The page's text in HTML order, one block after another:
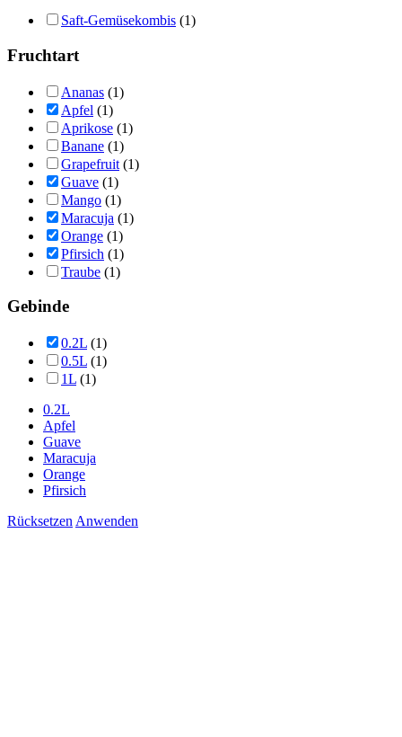
Saft-Gemüsekombis (1)
Fruchtart
Ananas (1)
Apfel (1)
Aprikose (1)
Banane (1)
Grapefruit (1)
Guave (1)
Mango (1)
Maracuja (1)
Orange (1)
Pfirsich (1)
Traube (1)
Gebinde
0.2L (1)
0.5L (1)
1L (1)
0.2L
Apfel
Guave
Maracuja
Orange
Pfirsich
Rücksetzen Anwenden